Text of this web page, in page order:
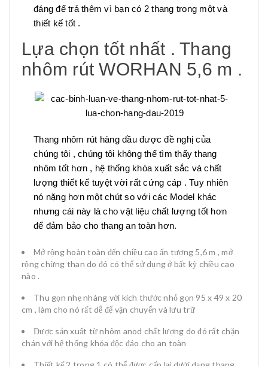
đáng để trả thêm vì bạn có 2 thang trong một và
thiết kế tốt .
Lựa chọn tốt nhất . Thang
nhôm rút WORHAN 5,6 m .
Thang nhôm rút hàng dầu được đề nghị của
chúng tôi , chúng tôi không thể tìm thấy thang
nhôm tốt hơn , hệ thống khóa xuất sắc và chất
lượng thiết kế tuyệt vời rất cứng cáp . Tuy nhiên
nó nặng hơn một chút so với các Model khác
nhưng cái này là cho vật liệu chất lượng tốt hơn
để đảm bảo cho thang an toàn hơn.
Mở rộng hoàn toàn đến chiều cao ấn tượng 5,6 m , mở
rộng chừng than do đó có thể sử dụng ở bất kỳ chiều cao
nào .
Thu gọn nhẹ nhàng với kích thước nhỏ gọn 95 x 49 x 20
cm , làm cho nó rất dễ để vận chuyển và lưu trữ
Được sản xuất từ nhôm anod chất lượng do đó rất chặn
chán với hệ thống khóa độc đáo cho an toàn